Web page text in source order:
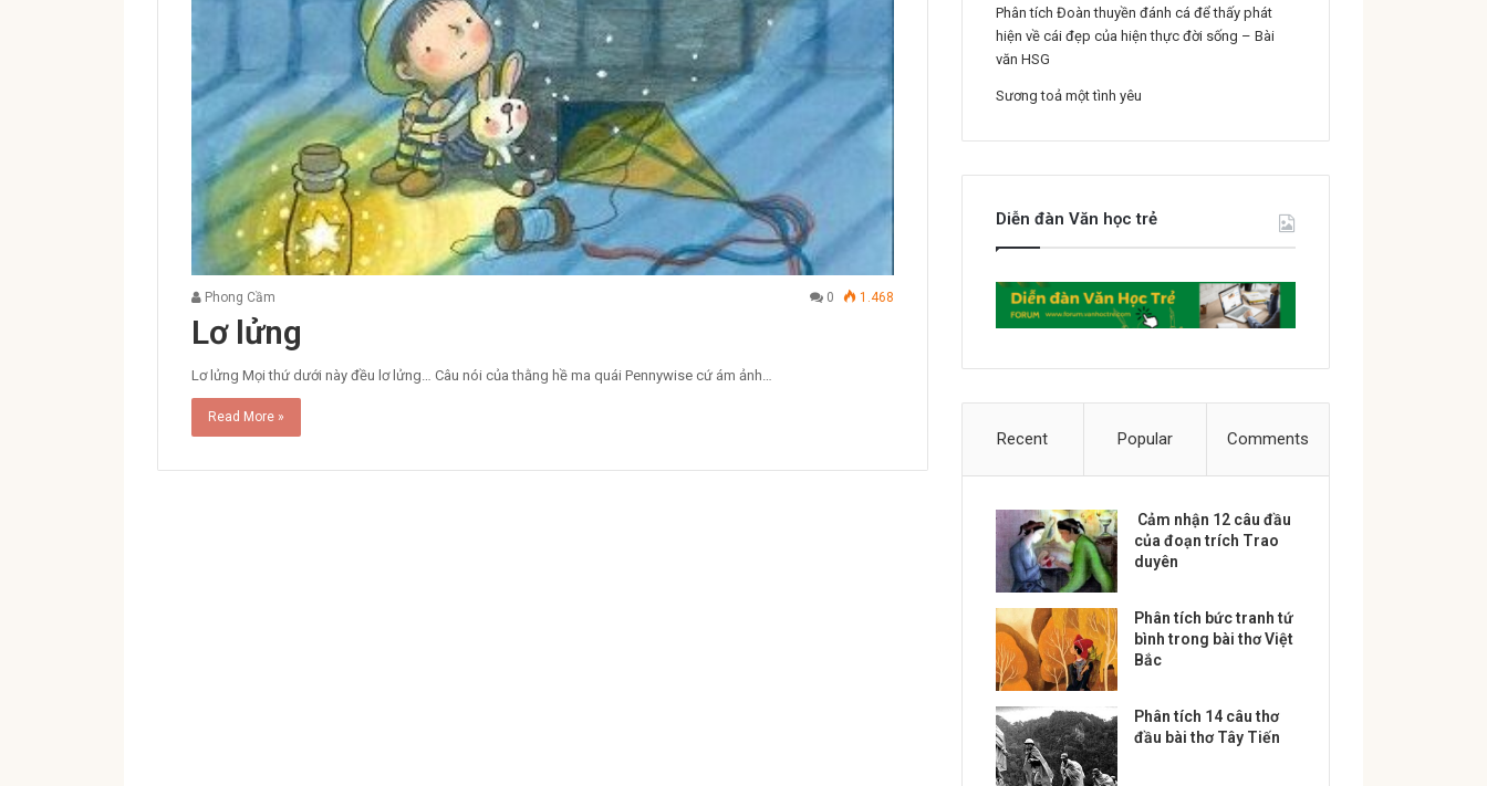
Phong Cầm 0 1.468
Lơ lửng
Lơ lửng Mọi thứ dưới này đều lơ lửng… Câu nói của thằng hề ma quái Pennywise cứ ám ảnh…
Read More »
Phân tích Đoàn thuyền đánh cá để thấy phát
hiện về cái đẹp của hiện thực đời sống – Bài
văn HSG
Sương toả một tình yêu
Diễn đàn Văn học trẻ
Recent Popular Comments
Cảm nhận 12 câu đầu
của đoạn trích Trao
duyên
Phân tích bức tranh tứ
bình trong bài thơ Việt
Bắc
Phân tích 14 câu thơ
đầu bài thơ Tây Tiến